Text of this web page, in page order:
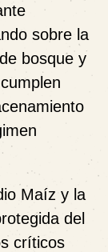
sobre la
bosque y
Maíz y la
del
críticos